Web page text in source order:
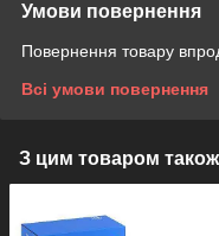
Умови повернення
Повернення товару
Всі умови повернення
З цим товаром